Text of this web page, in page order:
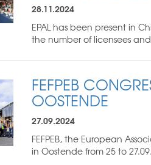
28.11.2024
EPAL has been present in
the number of licensees
FEFPEB
OOSTENDE
27.09.2024
FEFPEB, the European
in Oostende from 25 to